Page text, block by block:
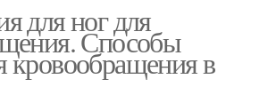
для ног для
Способы
кровообращения в